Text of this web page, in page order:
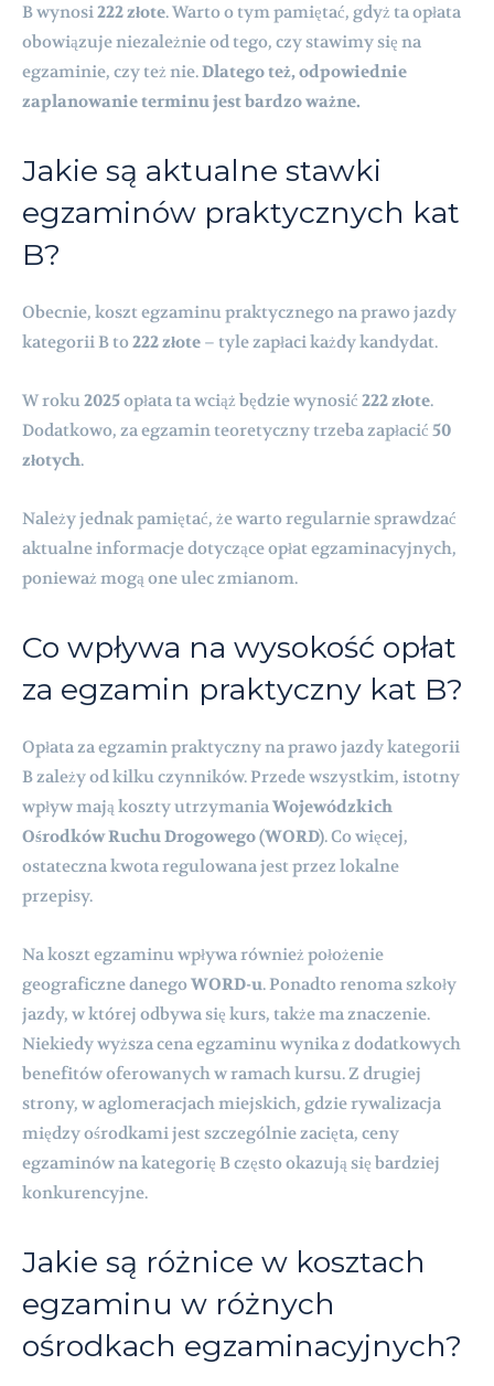
B wynosi222 złote. Warto o tym pamiętać, gdyż ta opłata
obowiązuje niezależnie od tego, czy stawimy się na
egzaminie, czy też nie.Dlatego też, odpowiednie
zaplanowanie terminu jest bardzo ważne.
Jakie są aktualne stawki
egzaminów praktycznych kat
B?
Obecnie, koszt egzaminu praktycznego na prawo jazdy
kategorii B to222 złote – tyle zapłaci każdy kandydat.
W roku2025opłata ta wciąż będzie wynosić 222 złote.
Dodatkowo, za egzamin teoretyczny trzeba zapłacić 50
złotych.
Należy jednak pamiętać, że warto regularnie sprawdzać
aktualne informacje dotyczące opłat egzaminacyjnych,
ponieważ mogą one ulec zmianom.
Co wpływa na wysokość opłat
za egzamin praktyczny kat B?
Opłata za egzamin praktyczny na prawo jazdy kategorii
B zależy od kilku czynników. Przede wszystkim, istotny
wpływ mają koszty utrzymaniaWojewódzkich
Ośrodków Ruchu Drogowego (WORD). Co więcej,
ostateczna kwota regulowana jest przez lokalne
przepisy.
Na koszt egzaminu wpływa również położenie
geograficzne danegoWORD-u. Ponadto renoma szkoły
jazdy, w której odbywa się kurs, także ma znaczenie.
Niekiedy wyższa cena egzaminu wynika z dodatkowych
benefitów oferowanych w ramach kursu. Z drugiej
strony, w aglomeracjach miejskich, gdzie rywalizacja
między ośrodkami jest szczególnie zacięta, ceny
egzaminów na kategorię B często okazują się bardziej
konkurencyjne.
Jakie są różnice w kosztach
egzaminu w różnych
ośrodkach egzaminacyjnych?